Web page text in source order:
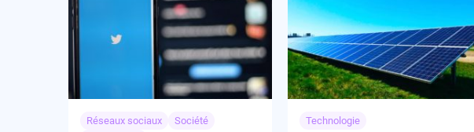
Réseaux sociaux
Société
Technologie